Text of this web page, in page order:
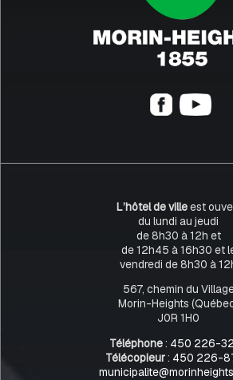
L’hôtel de villeest
du lundi au jeudi
de 8h30 à 12h et
de 12h45 à 16h30 et
vendredi de 8h30 à
567, chemin du
Morin-Heights
J0R 1H0
Téléphone: 450 226-
Télécopieur: 450 226-